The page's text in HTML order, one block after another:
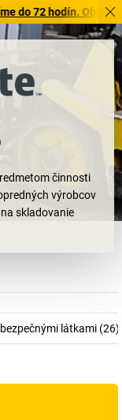
hodín. Objavte našu
činnosti
výrobcov
skladovanie
Už viac ako
látky, záchytné vane,
popolníky
látkami (26)